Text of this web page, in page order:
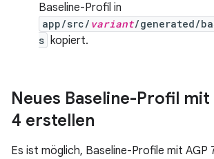
Baseline-Profil in
app/src/ variant/generated/
s kopiert.
Neues Baseline-Profil mit
4 erstellen
Es ist möglich, Baseline-Profile mit AGP